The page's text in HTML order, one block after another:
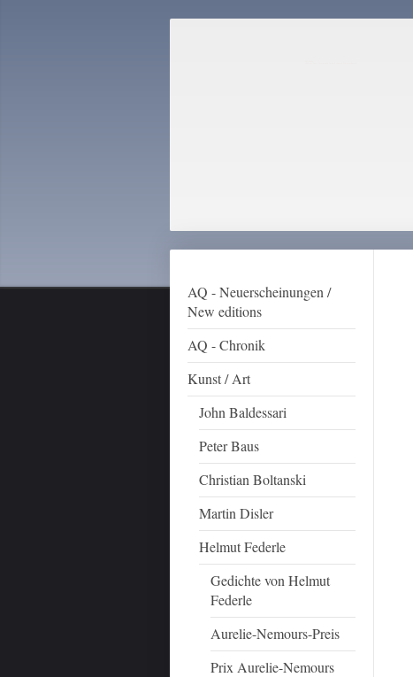
AQ - Neuerscheinungen /
New editions
AQ - Chronik
Kunst / Art
John Baldessari
Peter Baus
Christian Boltanski
Martin Disler
Helmut Federle
Gedichte von Helmut
Federle
Aurelie-Nemours-Preis
Prix Aurelie-Nemours